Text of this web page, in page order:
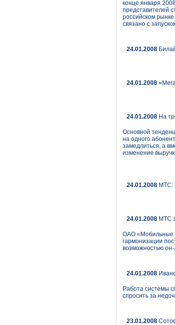
конце января
представителей
российском
связано с
24.01.2008
24.01.2008
24.01.2008 На
Основной
на одного
замедлиться, а
изменение
24.01.2008 МТС:
24.01.2008 МТС
ОАО «Мобильные
гармонизации
возможностью
24.01.2008
Работа системы
спросить за
23.01.2008